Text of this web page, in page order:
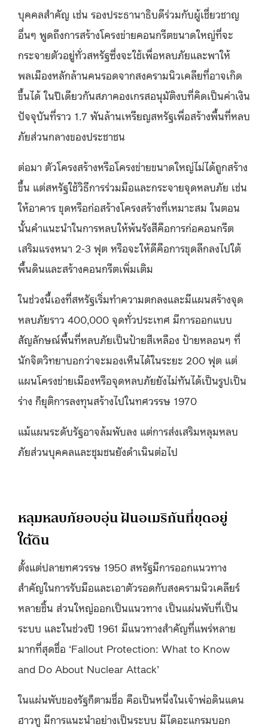
บุคคลสำคัญ เช่น รองประธานาธิบดีร่วมกับผู้เชี่ยวชาญ
อื่นๆ พูดถึงการสร้างโครงข่ายคอนกรีตขนาดใหญ่ที่จะ
กระจายตัวอยู่ทั่วสหรัฐซึ่งจะใช้เพื่อหลบภัยและพาให้
พลเมืองหลักล้านคนรอดจากสงครามนิวเคลียที่อาจเกิด
ขึ้นได้ ในปีเดียวกันสภาคองเกรสอนุมัติงบที่คิดเป็นค่าเงิน
ปัจจุบันที่ราว 1.7 พันล้านเหรียญสหรัฐเพื่อสร้างพื้นที่หลบ
ภัยส่วนกลางของประชาชน
ต่อมา ตัวโครงสร้างหรือโครงข่ายขนาดใหญ่ไม่ได้ถูกสร้าง
ขึ้น แต่สหรัฐใช้วิธีการร่วมมือและกระจายจุดหลบภัย เช่น
ให้อาคาร ขุดหรือก่อสร้างโครงสร้างที่เหมาะสม ในตอน
นั้นคำแนะนำในการหลบให้พ้นรังสีคือการก่อคอนกรีต
เสริมแรงหนา 2-3 ฟุต หรือจะให้ดีคือการขุดลึกลงไปใต้
พื้นดินและสร้างคอนกรีตเพิ่มเติม
ในช่วงนี้เองที่สหรัฐเริ่มทำความตกลงและมีแผนสร้างจุด
หลบภัยราว 400,000 จุดทั่วประเทศ มีการออกแบบ
สัญลักษณ์พื้นที่หลบภัยเป็นป้ายสีเหลือง ป้ายหลอนๆ ที่
นักจิตวิทยาบอกว่าจะมองเห็นได้ในระยะ 200 ฟุต แต่
แผนโครงข่ายเมืองหรือจุดหลบภัยยังไม่ทันได้เป็นรูปเป็น
ร่าง ก็ยุติการลงทุนสร้างไปในทศวรรษ 1970
แม้แผนระดับรัฐอาจล้มพับลง แต่การส่งเสริมหลุมหลบ
ภัยส่วนบุคคลและชุมชนยังดำเนินต่อไป
หลุมหลบภัยอบอุ่น ฝันอเมริกันที่ขุดอยู่
ใต้ดิน
ตั้งแต่ปลายทศวรรษ 1950 สหรัฐมีการออกแนวทาง
สำคัญในการรับมือและเอาตัวรอดกับสงครามนิวเคลียร์
หลายชิ้น ส่วนใหญ่ออกเป็นแนวทาง เป็นแผ่นพับที่เป็น
ระบบ และในช่วงปี 1961 มีแนวทางสำคัญที่แพร่หลาย
มากที่สุดชื่อ ‘Fallout Protection: What to Know
and Do About Nuclear Attack’
ในแผ่นพับของรัฐก็ตามชื่อ คือเป็นหนึ่งในเจ้าพ่อดินแดน
ฮาวทู มีการแนะนำอย่างเป็นระบบ มีไดอะแกรมบอก